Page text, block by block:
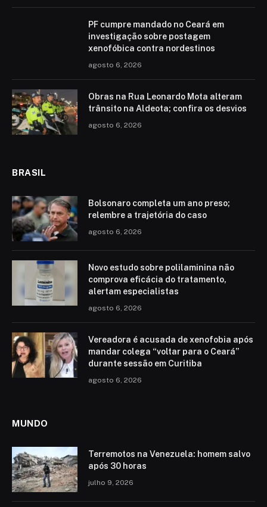
PF cumpre mandado no Ceará em
investigação sobre postagem
xenofóbica contra nordestinos
agosto 6, 2026
Obras na Rua Leonardo Mota alteram
trânsito na Aldeota; confira os desvios
agosto 6, 2026
BRASIL
Bolsonaro completa um ano preso;
relembre a trajetória do caso
agosto 6, 2026
Novo estudo sobre polilaminina não
comprova eficácia do tratamento,
alertam especialistas
agosto 6, 2026
Vereadora é acusada de xenofobia após
mandar colega “voltar para o Ceará”
durante sessão em Curitiba
agosto 6, 2026
MUNDO
Terremotos na Venezuela: homem salvo
após 30 horas
julho 9, 2026